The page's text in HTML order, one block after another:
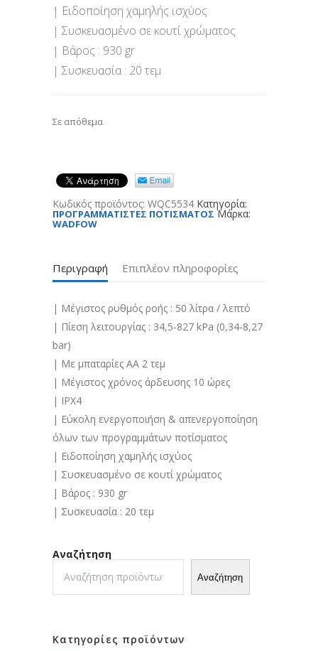
| Ειδοποίηση χαμηλής ισχύος
| Συσκευασμένο σε κουτί χρώματος
| Βάρος : 930 gr
| Συσκευασία : 20 τεμ
Σε απόθεμα
Κωδικός προϊόντος: WQC5534 Κατηγορία:
ΠΡΟΓΡΑΜΜΑΤΙΣΤΕΣ ΠΟΤΙΣΜΑΤΟΣ Μάρκα:
WADFOW
Περιγραφή Επιπλέον πληροφορίες
| Μέγιστος ρυθμός ροής : 50 λίτρα / λεπτό
| Πίεση λειτουργίας : 34,5-827 kPa (0,34-8,27
bar)
| Με μπαταρίες ΑΑ 2 τεμ
| Μέγιστος χρόνος άρδευσης 10 ώρες
| IPX4
| Εύκολη ενεργοποιήση & απενεργοποίηση
όλων των προγραμμάτων ποτίσματος
| Ειδοποίηση χαμηλής ισχύος
| Συσκευασμένο σε κουτί χρώματος
| Βάρος : 930 gr
| Συσκευασία : 20 τεμ
Αναζήτηση
Αναζήτηση
Κατηγορίες προϊόντων